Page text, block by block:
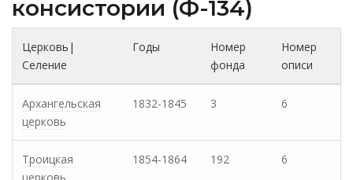
консистории (Ф-134)
Церковь|
Селение
Годы
Номер
фонда
Номер
описи
Архангельская
церковь
1832-1845 3 6
Троицкая
церковь
1854-1864 192 6